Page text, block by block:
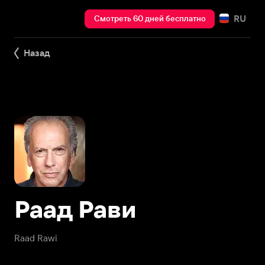
Смотреть 60 дней бесплатно RU
Назад
Raad Rawi
Раад Рави